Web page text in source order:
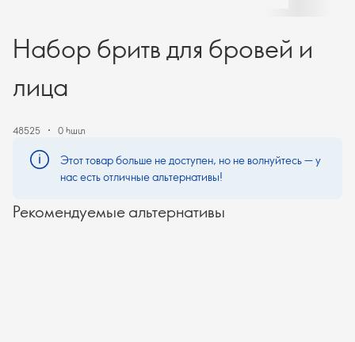
Набор бритв для бровей и
лица
48525 0 հատ
Этот товар больше не доступен, но не волнуйтесь — у
нас есть отличные альтернативы!
Рекомендуемые альтернативы